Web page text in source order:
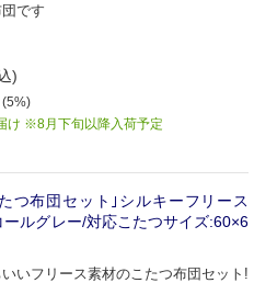
です
)
(5%)
け ※8月下旬以降入荷予定
つ布団セット｣シルキーフリース
ルグレー/対応こたつサイズ:60×6
いフリース素材のこたつ布団セット!